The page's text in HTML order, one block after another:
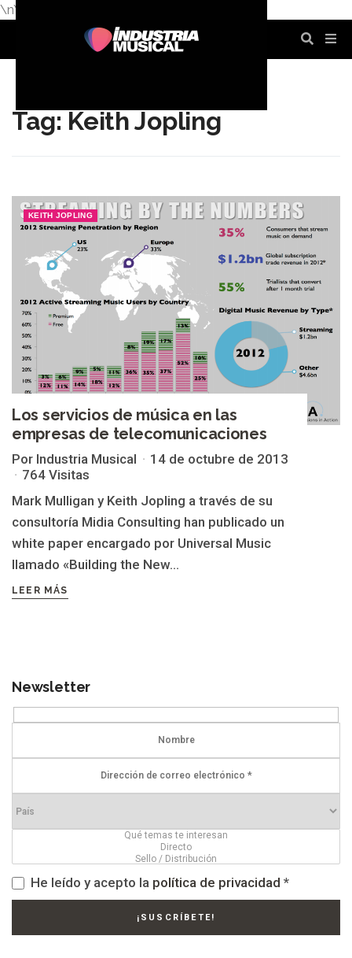
\n\n
Tag: Keith Jopling
KEITH JOPLING
Los servicios de música en las
empresas de telecomunicaciones
Por Industria Musical
14 de octubre de 2013
764 Visitas
Mark Mulligan y Keith Jopling a través de su
consultoría Midia Consulting han publicado un
white paper encargado por Universal Music
llamado «Building the New...
LEER MÁS
Newsletter
He leído y acepto la política de privacidad *